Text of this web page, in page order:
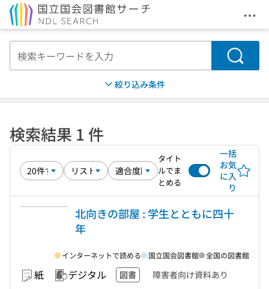
メ
検索
絞り込み条件
検索結果 1 件
タイト
ルでま
とめる
一括
お気
に入
り
北向きの部屋 : 学生とともに四十
年
紙 デジタル 図書 障害者向け資料あり
インターネットで読める 国立国会図書館 全国の図書館